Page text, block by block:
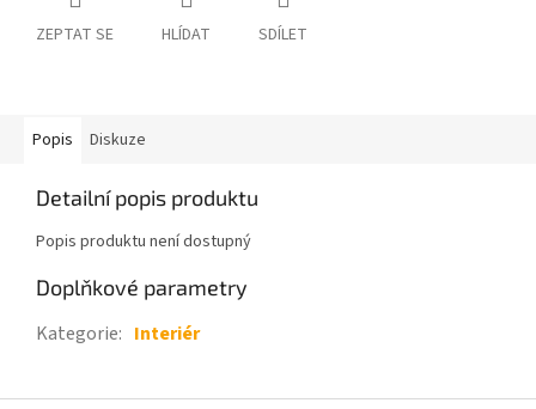
ZEPTAT SE HLÍDAT SDÍLET
Popis Diskuze
Detailní popis produktu
Popis produktu není dostupný
Doplňkové parametry
Kategorie: Interiér